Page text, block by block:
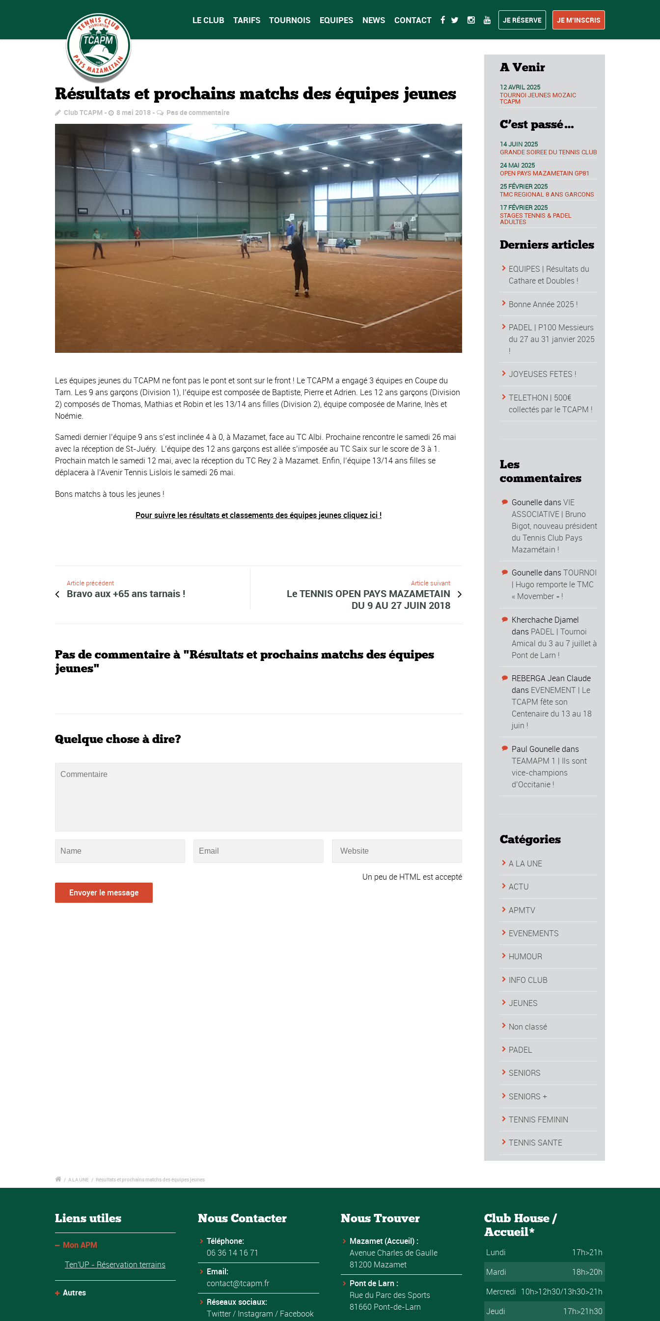
LE CLUB TARIFS TOURNOIS EQUIPES NEWS CONTACT JE RÉSERVE JE M’INSCRIS
Résultats et prochains matchs des équipes jeunes
Club TCAPM 8 mai 2018 Pas de commentaire
Les équipes jeunes du TCAPM ne font pas le pont et sont sur le front ! Le TCAPM a engagé 3 équipes en Coupe du
Tarn. Les 9 ans garçons (Division 1), l’équipe est composée de Baptiste, Pierre et Adrien. Les 12 ans garçons (Division
2) composés de Thomas, Mathias et Robin et les 13/14 ans filles (Division 2), équipe composée de Marine, Inès et
Noémie.
Samedi dernier l’équipe 9 ans s’est inclinée 4 à 0, à Mazamet, face au TC Albi. Prochaine rencontre le samedi 26 mai
avec la réception de St-Juéry. L’équipe des 12 ans garçons est allée s’imposée au TC Saix sur le score de 3 à 1.
Prochain match le samedi 12 mai, avec la réception du TC Rey 2 à Mazamet. Enfin, l’équipe 13/14 ans filles se
déplacera à l’Avenir Tennis Lislois le samedi 26 mai.
Bons matchs à tous les jeunes !
Pour suivre les résultats et classements des équipes jeunes cliquez ici !
Article précédent
Bravo aux +65 ans tarnais !
Article suivant
Le TENNIS OPEN PAYS MAZAMETAIN
DU 9 AU 27 JUIN 2018
Pas de commentaire à "Résultats et prochains matchs des équipes
jeunes"
Quelque chose à dire?
Un peu de HTML est accepté
A Venir
12 AVRIL 2025
TOURNOI JEUNES MOZAIC
TCAPM
C’est passé…
14 JUIN 2025
GRANDE SOIREE DU TENNIS CLUB
24 MAI 2025
OPEN PAYS MAZAMETAIN GP81
25 FÉVRIER 2025
TMC REGIONAL 8 ANS GARCONS
17 FÉVRIER 2025
STAGES TENNIS & PADEL
ADULTES
Derniers articles
EQUIPES | Résultats du
Cathare et Doubles !
Bonne Année 2025 !
PADEL | P100 Messieurs
du 27 au 31 janvier 2025
!
JOYEUSES FETES !
TELETHON | 500€
collectés par le TCAPM !
Les
commentaires
GounelledansVIE
ASSOCIATIVE | Bruno
Bigot, nouveau président
du Tennis Club Pays
Mazamétain !
GounelledansTOURNOI
| Hugo remporte le TMC
« Movember » !
Kherchache Djamel
dans PADEL | Tournoi
Amical du 3 au 7 juillet à
Pont de Larn !
REBERGA Jean Claude
dans EVENEMENT | Le
TCAPM fête son
Centenaire du 13 au 18
juin !
Paul Gounelledans
TEAMAPM 1 | Ils sont
vice-champions
d’Occitanie !
Catégories
A LA UNE
ACTU
APMTV
EVENEMENTS
HUMOUR
INFO CLUB
JEUNES
Non classé
PADEL
SENIORS
SENIORS +
TENNIS FEMININ
TENNIS SANTE
/ A LA UNE / Résultats et prochains matchs des équipes jeunes
Liens utiles
Mon APM
Ten'UP - Réservation terrains
Autres
Nous Contacter
Téléphone:
06 36 14 16 71
Email:
contact@tcapm.fr
Réseaux sociaux:
Twitter/ Instagram / Facebook
Nous Trouver
Mazamet (Accueil) :
Avenue Charles de Gaulle
81200 Mazamet
Pont de Larn :
Rue du Parc des Sports
81660 Pont-de-Larn
Club House /
Accueil*
Lundi
17h>21h
Mardi
18h>20h
Mercredi 10h>12h30/13h30>21h
Jeudi
17h>21h30